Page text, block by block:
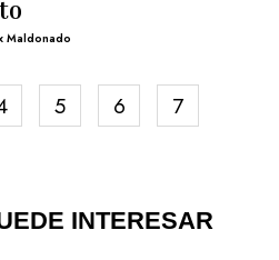
Maldonado
5 6
7
INTERESAR